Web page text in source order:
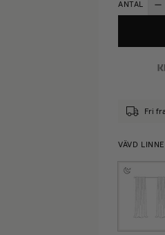
ANTAL
Fri
VÄVD